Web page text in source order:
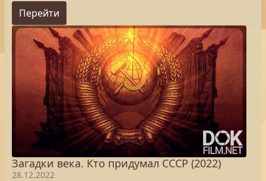
Перейти
Загадки века. Кто придумал СССР (2022)
28.12.2022